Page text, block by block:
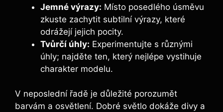
Jemné výrazy: Místo posedlého úsměvu
zkuste zachytit subtilní výrazy, které
odrážejí jejich pocity.
Tvůrčí úhly: Experimentujte s různými
úhly; najděte ten, který nejlépe vystihuje
charakter modelu.
V neposlední řadě je důležité porozumět
barvám a osvětlení. Dobré světlo dokáže divy a